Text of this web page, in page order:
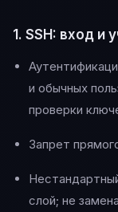
1. SSH: вход и
и обычных
проверки
Запрет
слой; не